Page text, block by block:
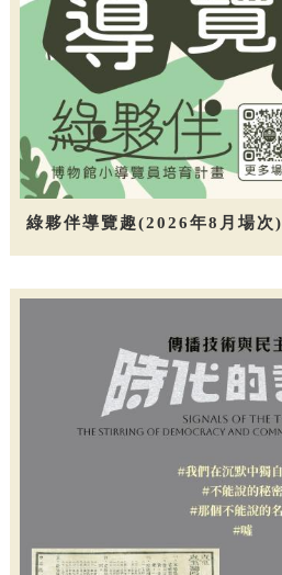
綠夥伴導覽趣(2026年8月場次)